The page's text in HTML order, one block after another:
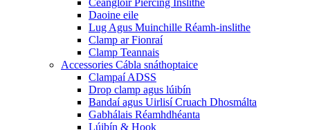
Ceanglóir Piercing Inslithe
Daoine eile
Lug Agus Muinchille Réamh-inslithe
Clamp ar Fionraí
Clamp Teannais
Accessories Cábla snáthoptaice
Clampaí ADSS
Drop clamp agus lúibín
Bandaí agus Uirlisí Cruach Dhosmálta
Gabhálais Réamhdhéanta
Lúibín & Hook